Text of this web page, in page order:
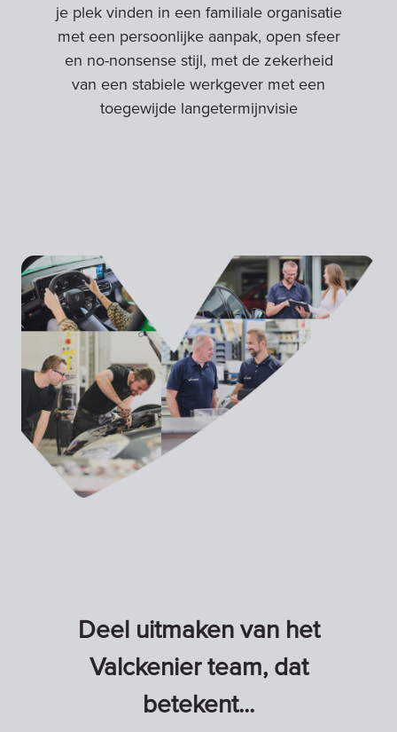
je plek vinden in een familiale organisatie
met een persoonlijke aanpak, open sfeer
en no-nonsense stijl, met de zekerheid
van een stabiele werkgever met een
toegewijde langetermijnvisie
Deel uitmaken van het
Valckenier team, dat
betekent...